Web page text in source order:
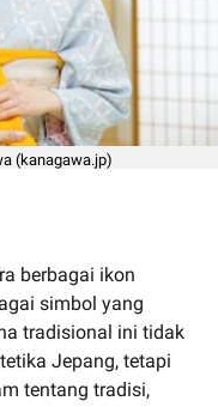
(kanagawa.jp)
berbagai ikon
simbol yang
tradisional ini tidak
Jepang, tetapi
tentang tradisi,